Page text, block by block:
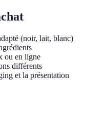
(noir, lait, blanc)
ou en ligne
différents
et la présentation